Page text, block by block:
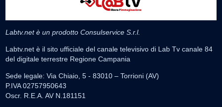
Labtv.net è un prodotto Consulservice S.r.l.
Labtv.net è il sito ufficiale del canale televisivo di Lab Tv canale 84
del digitale terrestre Regione Campania
Sede legale: Via Chiaio, 5 - 83010 – Torrioni (AV)
P.IVA 02757950643
Oscr. R.E.A. AV N.181151